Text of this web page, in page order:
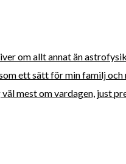
om allt annat än
ett sätt för min familj och
mest om vardagen, just